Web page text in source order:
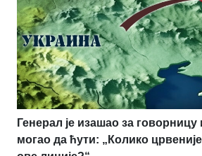
Генерал је изашао за говорницу
могао да ћути: „Колико